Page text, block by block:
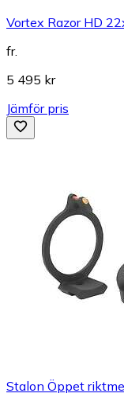
Vortex Razor HD
fr.
5 495 kr
Jämför pris
Stalon Öppet